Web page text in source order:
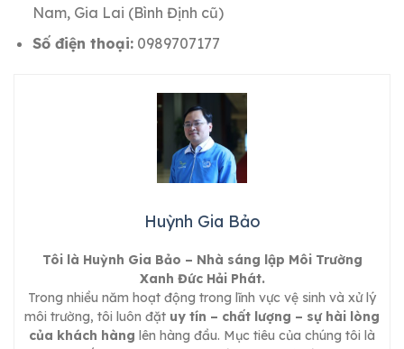
Nam, Gia Lai (Bình Định cũ)
Số điện thoại:0989707177
Huỳnh Gia Bảo
Tôi là Huỳnh Gia Bảo – Nhà sáng lập Môi Trường
Xanh Đức Hải Phát.
Trong nhiều năm hoạt động trong lĩnh vực vệ sinh và xử lý
môi trường, tôi luôn đặt uy tín – chất lượng – sự hài lòng
của khách hàng lên hàng đầu. Mục tiêu của chúng tôi là